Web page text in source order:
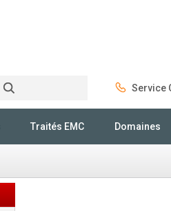
Service
Traités EMC Domaines